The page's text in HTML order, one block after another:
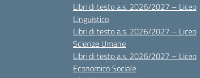
Libri di testo a.s. 2026/2027 – Liceo
Linguistico
Libri di testo a.s. 2026/2027 – Liceo
Scienze Umane
Libri di testo a.s. 2026/2027 – Liceo
Economico Sociale